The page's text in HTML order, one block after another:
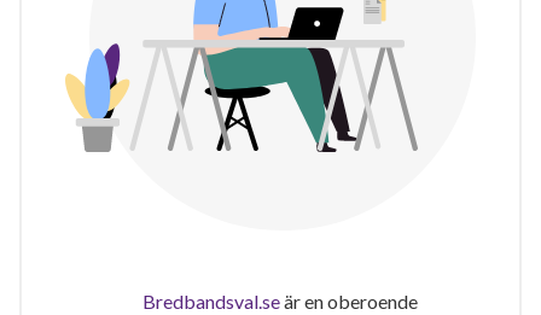
Bredbandsval.seär en oberoende